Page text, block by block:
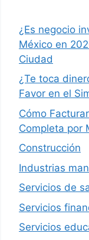
¿Es negocio
México en
Ciudad
¿Te toca
Favor en el
Cómo
Completa por
Construcción
Industrias
Servicios de
Servicios
Servicios